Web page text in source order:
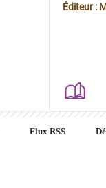
Éditeur :
Flux RSS